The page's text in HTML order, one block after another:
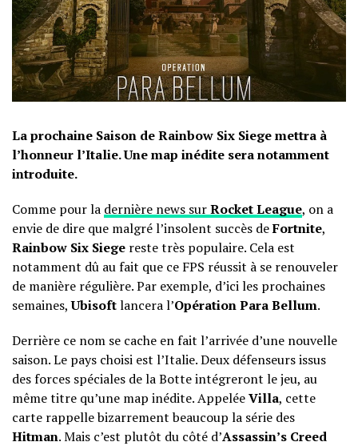
La prochaine Saison de Rainbow Six Siege mettra à
l’honneur l’Italie. Une map inédite sera notamment
introduite.
Comme pour la dernière news surRocket League, on a
envie de dire que malgré l’insolent succès deFortnite,
Rainbow Six Siege reste très populaire. Cela est
notamment dû au fait que ce FPS réussit à se renouveler
de manière régulière. Par exemple, d’ici les prochaines
semaines,Ubisoftlancera l’Opération Para Bellum.
Derrière ce nom se cache en fait l’arrivée d’une nouvelle
saison. Le pays choisi est l’Italie. Deux défenseurs issus
des forces spéciales de la Botte intégreront le jeu, au
même titre qu’une map inédite. AppeléeVilla, cette
carte rappelle bizarrement beaucoup la série des
Hitman. Mais c’est plutôt du côté d’Assassin’s Creed